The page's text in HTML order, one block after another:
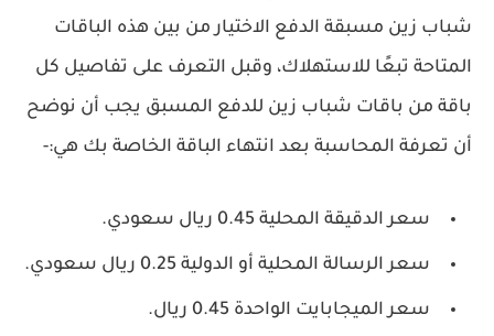
شباب زين مسبقة الدفع الاختيار من بين هذه الباقات
المتاحة تبعًا للاستهلاك، وقبل التعرف على تفاصيل كل
باقة من باقات شباب زين للدفع المسبق يجب أن نوضح
أن تعرفة المحاسبة بعد انتهاء الباقة الخاصة بك هي:-
سعر الدقيقة المحلية 0.45 ريال سعودي.
سعر الرسالة المحلية أو الدولية 0.25 ريال سعودي.
سعر الميجابايت الواحدة 0.45 ريال.